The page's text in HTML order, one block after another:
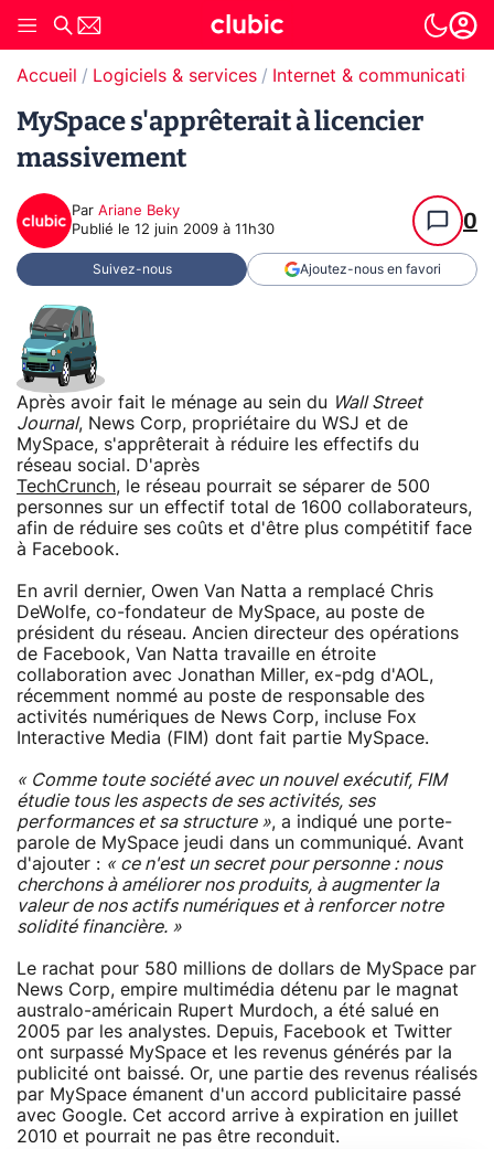
Accueil Logiciels & services Internet & communication
MySpace s'apprêterait à licencier
massivement
Par Ariane Beky
Publié le 12 juin 2009 à 11h30 0
Suivez-nous Ajoutez-nous en favori
Après avoir fait le ménage au sein du Wall Street
Journal, News Corp, propriétaire du WSJ et de
MySpace, s'apprêterait à réduire les effectifs du
réseau social. D'après
TechCrunch, le réseau pourrait se séparer de 500
personnes sur un effectif total de 1600 collaborateurs,
afin de réduire ses coûts et d'être plus compétitif face
à Facebook.
En avril dernier, Owen Van Natta a remplacé Chris
DeWolfe, co-fondateur de MySpace, au poste de
président du réseau. Ancien directeur des opérations
de Facebook, Van Natta travaille en étroite
collaboration avec Jonathan Miller, ex-pdg d'AOL,
récemment nommé au poste de responsable des
activités numériques de News Corp, incluse Fox
Interactive Media (FIM) dont fait partie MySpace.
« Comme toute société avec un nouvel exécutif, FIM
étudie tous les aspects de ses activités, ses
performances et sa structure », a indiqué une porte-
parole de MySpace jeudi dans un communiqué. Avant
d'ajouter : « ce n'est un secret pour personne : nous
cherchons à améliorer nos produits, à augmenter la
valeur de nos actifs numériques et à renforcer notre
solidité financière. »
Le rachat pour 580 millions de dollars de MySpace par
News Corp, empire multimédia détenu par le magnat
australo-américain Rupert Murdoch, a été salué en
2005 par les analystes. Depuis, Facebook et Twitter
ont surpassé MySpace et les revenus générés par la
publicité ont baissé. Or, une partie des revenus réalisés
par MySpace émanent d'un accord publicitaire passé
avec Google. Cet accord arrive à expiration en juillet
2010 et pourrait ne pas être reconduit.